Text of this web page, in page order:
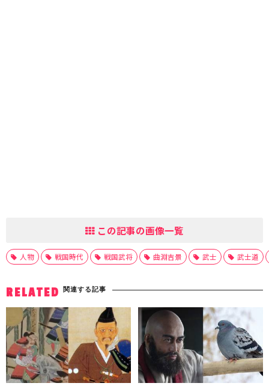
この記事の画像一覧
人物 戦国時代 戦国武将 曲淵吉景 武士 武士道
RELATED 関連する記事